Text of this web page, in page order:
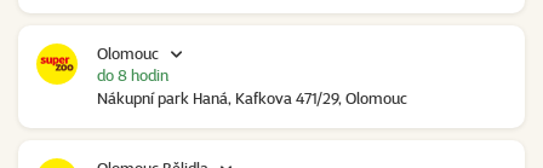
Olomouc
Nákupní park Haná, Kafkova 471/29, Olomouc
do 8 hodin